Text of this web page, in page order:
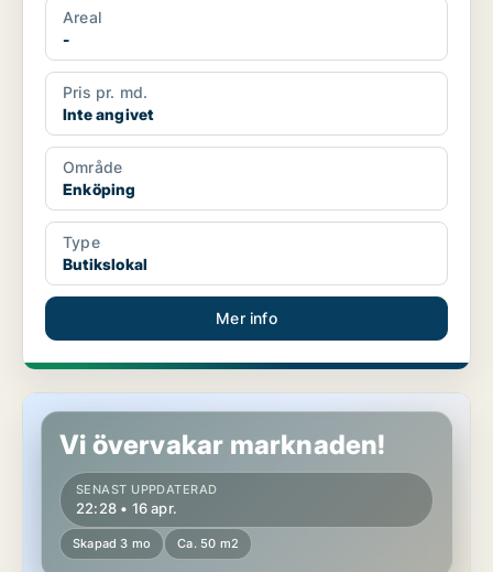
Areal
-
Pris pr. md.
Inte angivet
Område
Enköping
Type
Butikslokal
Mer info
Butikslokal i Enköping
Vi övervakar marknaden!
SENAST UPPDATERAD
22:28 • 16 apr.
Skapad 3 mo Ca. 50 m2